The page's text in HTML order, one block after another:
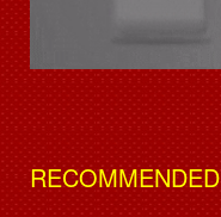
RECOMMENDED